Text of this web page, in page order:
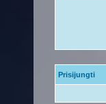
Prisijungti